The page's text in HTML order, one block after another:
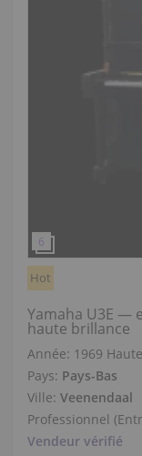
Hot
Yamaha U3E —
haute brillance
Année: 1969
Pays: Pays-Bas
Ville: Veenendaal
Professionnel
Vendeur vérifié